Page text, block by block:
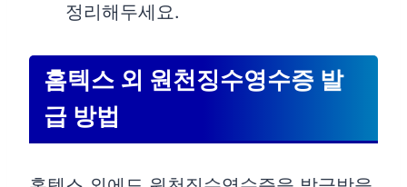
정리해두세요.
홈텍스 외 원천징수영수증 발
급 방법